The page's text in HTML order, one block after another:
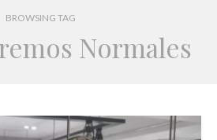
BROWSING TAG
Normales